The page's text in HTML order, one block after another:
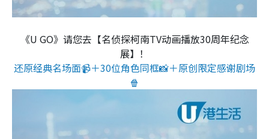
《U GO》请您去【名侦探柯南TV动画播放30周年纪念
展】！
还原经典名场面📹＋30位角色同框📸＋原创限定感谢剧场
🍿